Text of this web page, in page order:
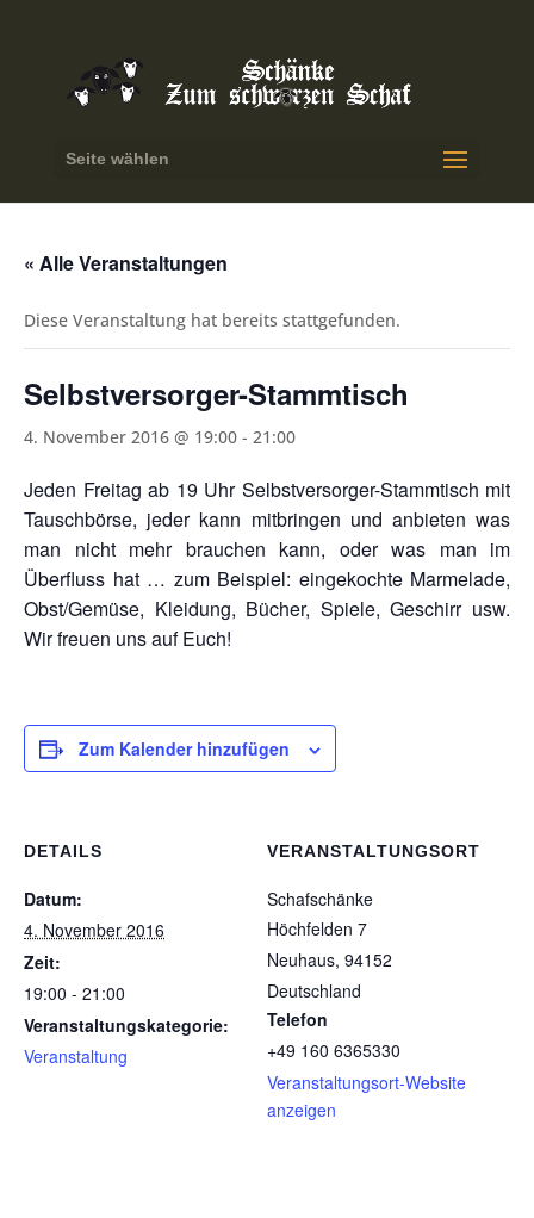
Seite wählen
« Alle Veranstaltungen
Diese Veranstaltung hat bereits stattgefunden.
Selbstversorger-Stammtisch
4. November 2016 @ 19:00 - 21:00
Jeden Freitag ab 19 Uhr Selbstversorger-Stammtisch mit
Tauschbörse, jeder kann mitbringen und anbieten was
man nicht mehr brauchen kann, oder was man im
Überfluss hat … zum Beispiel: eingekochte Marmelade,
Obst/Gemüse, Kleidung, Bücher, Spiele, Geschirr usw.
Wir freuen uns auf Euch!
Zum Kalender hinzufügen
DETAILS
Datum:
4. November 2016
Zeit:
19:00 - 21:00
Veranstaltungskategorie:
Veranstaltung
VERANSTALTUNGSORT
Schafschänke
Höchfelden 7
Neuhaus, 94152
Deutschland
Telefon
+49 160 6365330
Veranstaltungsort-Website
anzeigen